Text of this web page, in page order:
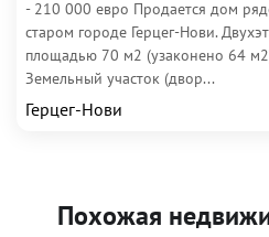
- 210 000 евро Продается дом
старом городе Герцег-Нови.
площадью 70 м2 (узаконено 64
Земельный участок (двор...
Герцег-Нови
Похожая